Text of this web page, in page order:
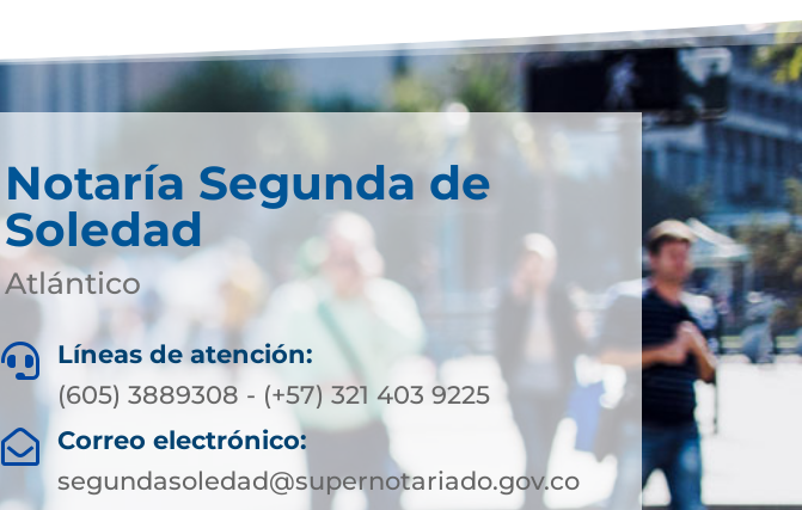
Notaría Segunda de
Soledad
Atlántico

Líneas de atención:
(605) 3889308 - (+57) 321 403 9225

Correo electrónico:
segundasoledad@supernotariado.gov.co